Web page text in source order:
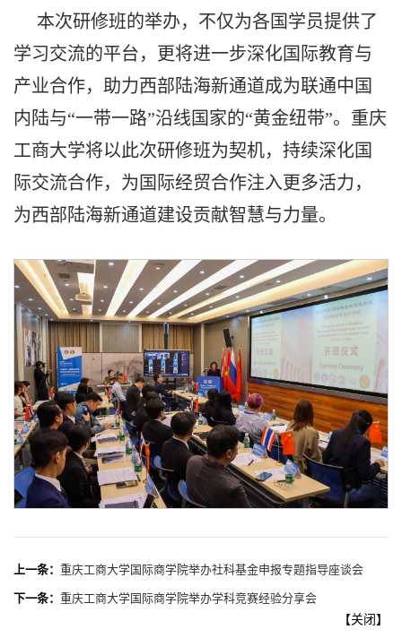
本次研修班的举办，不仅为各国学员提供了
学习交流的平台，更将进一步深化国际教育与
产业合作，助力西部陆海新通道成为联通中国
内陆与“一带一路”沿线国家的“黄金纽带”。重庆
工商大学将以此次研修班为契机，持续深化国
际交流合作，为国际经贸合作注入更多活力，
为西部陆海新通道建设贡献智慧与力量。
上一条： 重庆工商大学国际商学院举办社科基金申报专题指导座谈会
下一条： 重庆工商大学国际商学院举办学科竞赛经验分享会
【关闭】